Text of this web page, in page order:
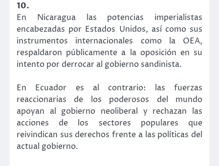
10.
En Nicaragua las potencias imperialistas
encabezadas por Estados Unidos, así como sus
instrumentos internacionales como la OEA,
respaldaron públicamente a la oposición en su
intento por derrocar al gobierno sandinista.
En Ecuador es al contrario: las fuerzas
reaccionarias de los poderosos del mundo
apoyan al gobierno neoliberal y rechazan las
acciones de los sectores populares que
reivindican sus derechos frente a las políticas del
actual gobierno.